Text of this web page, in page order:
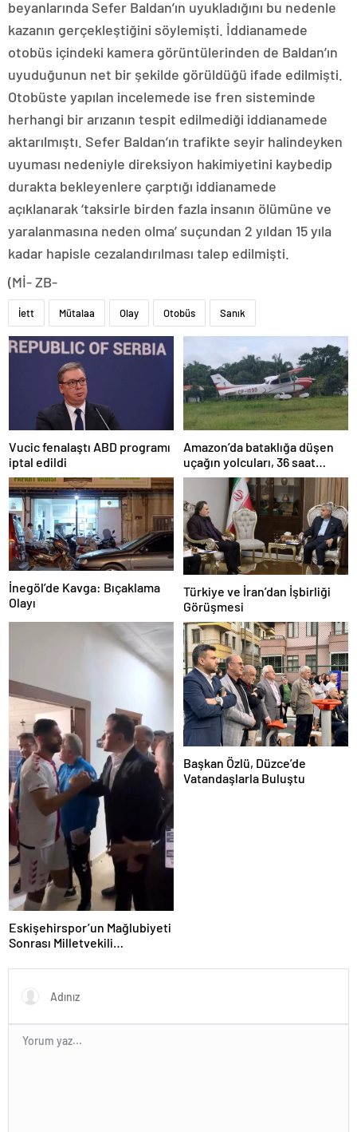
beyanlarında Sefer Baldan’ın uyukladığını bu nedenle
kazanın gerçekleştiğini söylemişti. İddianamede
otobüs içindeki kamera görüntülerinden de Baldan’ın
uyuduğunun net bir şekilde görüldüğü ifade edilmişti.
Otobüste yapılan incelemede ise fren sisteminde
herhangi bir arızanın tespit edilmediği iddianamede
aktarılmıştı. Sefer Baldan’ın trafikte seyir halindeyken
uyuması nedeniyle direksiyon hakimiyetini kaybedip
durakta bekleyenlere çarptığı iddianamede
açıklanarak ‘taksirle birden fazla insanın ölümüne ve
yaralanmasına neden olma’ suçundan 2 yıldan 15 yıla
kadar hapisle cezalandırılması talep edilmişti.
(Mİ- ZB-
İett Mütalaa Olay Otobüs Sanık
Vucic fenalaştı ABD programı
iptal edildi
Amazon’da bataklığa düşen
uçağın yolcuları, 36 saat
kurtarılmayı bekledi
İnegöl’de Kavga: Bıçaklama
Olayı
Türkiye ve İran’dan İşbirliği
Görüşmesi
Eskişehirspor’un Mağlubiyeti
Sonrası Milletvekili
Başkan Özlü, Düzce’de
Vatandaşlarla Buluştu